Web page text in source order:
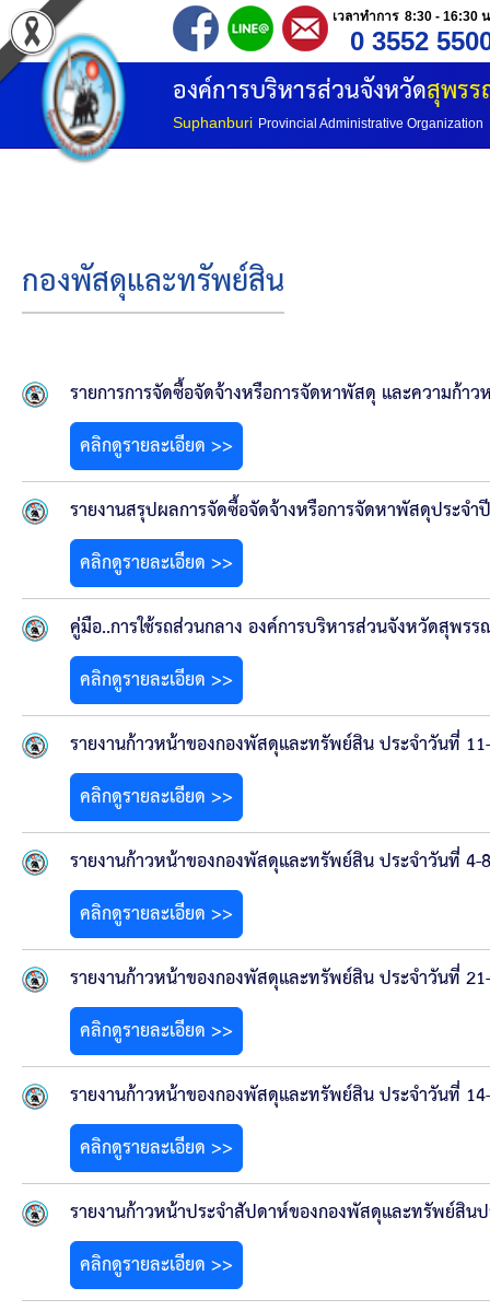
เวลาทำการ 8:30 - 16:30
0 3552
องค์การบริหารส่วนจังหวัดสุพร
Suphanburi Provincial Administrative Organization
หน้าแรก
ประวัติ อบจ
โครงสร้างองค์กร
โครงสร้างการแบ่งส่วนราชการ
วิสัยทัศน์
ยุทธศาสตร์การพัฒนา
ประวัตินายก
รายการ อบจ.สัมพันธ์
กิจกรรม
ข่าวประชาสัมพันธ์
ประกาศจัดซื้อ-จัดจ้าง
ประกาศจัดซื้อ-จัดจ้างภาครัฐ
รายงานผู้ใช้บริการกล้อง CCTV
ข้อมูลการเลือกตั้ง
นโยบายคุ้มครองข้อมูลส่วนบุคคล
ผลงาน
มาตรฐานกำหนดตำแหน่ง
VDO Present
ประกาศแผนการจัดซื้อจัดจ้าง
กองพัสดุและทรัพย์สิน
รายการการจัดซื้อจัดจ้างหรือการจัดหาพัสดุ และความก้
คลิกดูรายละเอียด >>
รายงานสรุปผลการจัดซื้อจัดจ้างหรือการจัดหาพัสดุประจ
คลิกดูรายละเอียด >>
คู่มือ..การใช้รถส่วนกลาง องค์การบริหารส่วนจังหวัดสุพร
คลิกดูรายละเอียด >>
รายงานก้าวหน้าของกองพัสดุและทรัพย์สิน ประจำวันที่
คลิกดูรายละเอียด >>
รายงานก้าวหน้าของกองพัสดุและทรัพย์สิน ประจำวันที่ 4-
คลิกดูรายละเอียด >>
รายงานก้าวหน้าของกองพัสดุและทรัพย์สิน ประจำวันที่
คลิกดูรายละเอียด >>
รายงานก้าวหน้าของกองพัสดุและทรัพย์สิน ประจำวันที่
คลิกดูรายละเอียด >>
รายงานก้าวหน้าประจำสัปดาห์ของกองพัสดุและทรัพย์สิน
คลิกดูรายละเอียด >>